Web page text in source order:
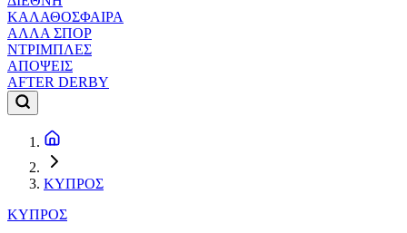
ΚΑΛΑΘΟΣΦΑΙΡΑ
ΑΛΛΑ ΣΠΟΡ
ΝΤΡΙΜΠΛΕΣ
ΑΠΟΨΕΙΣ
AFTER DERBY
ΚΥΠΡΟΣ
ΚΥΠΡΟΣ